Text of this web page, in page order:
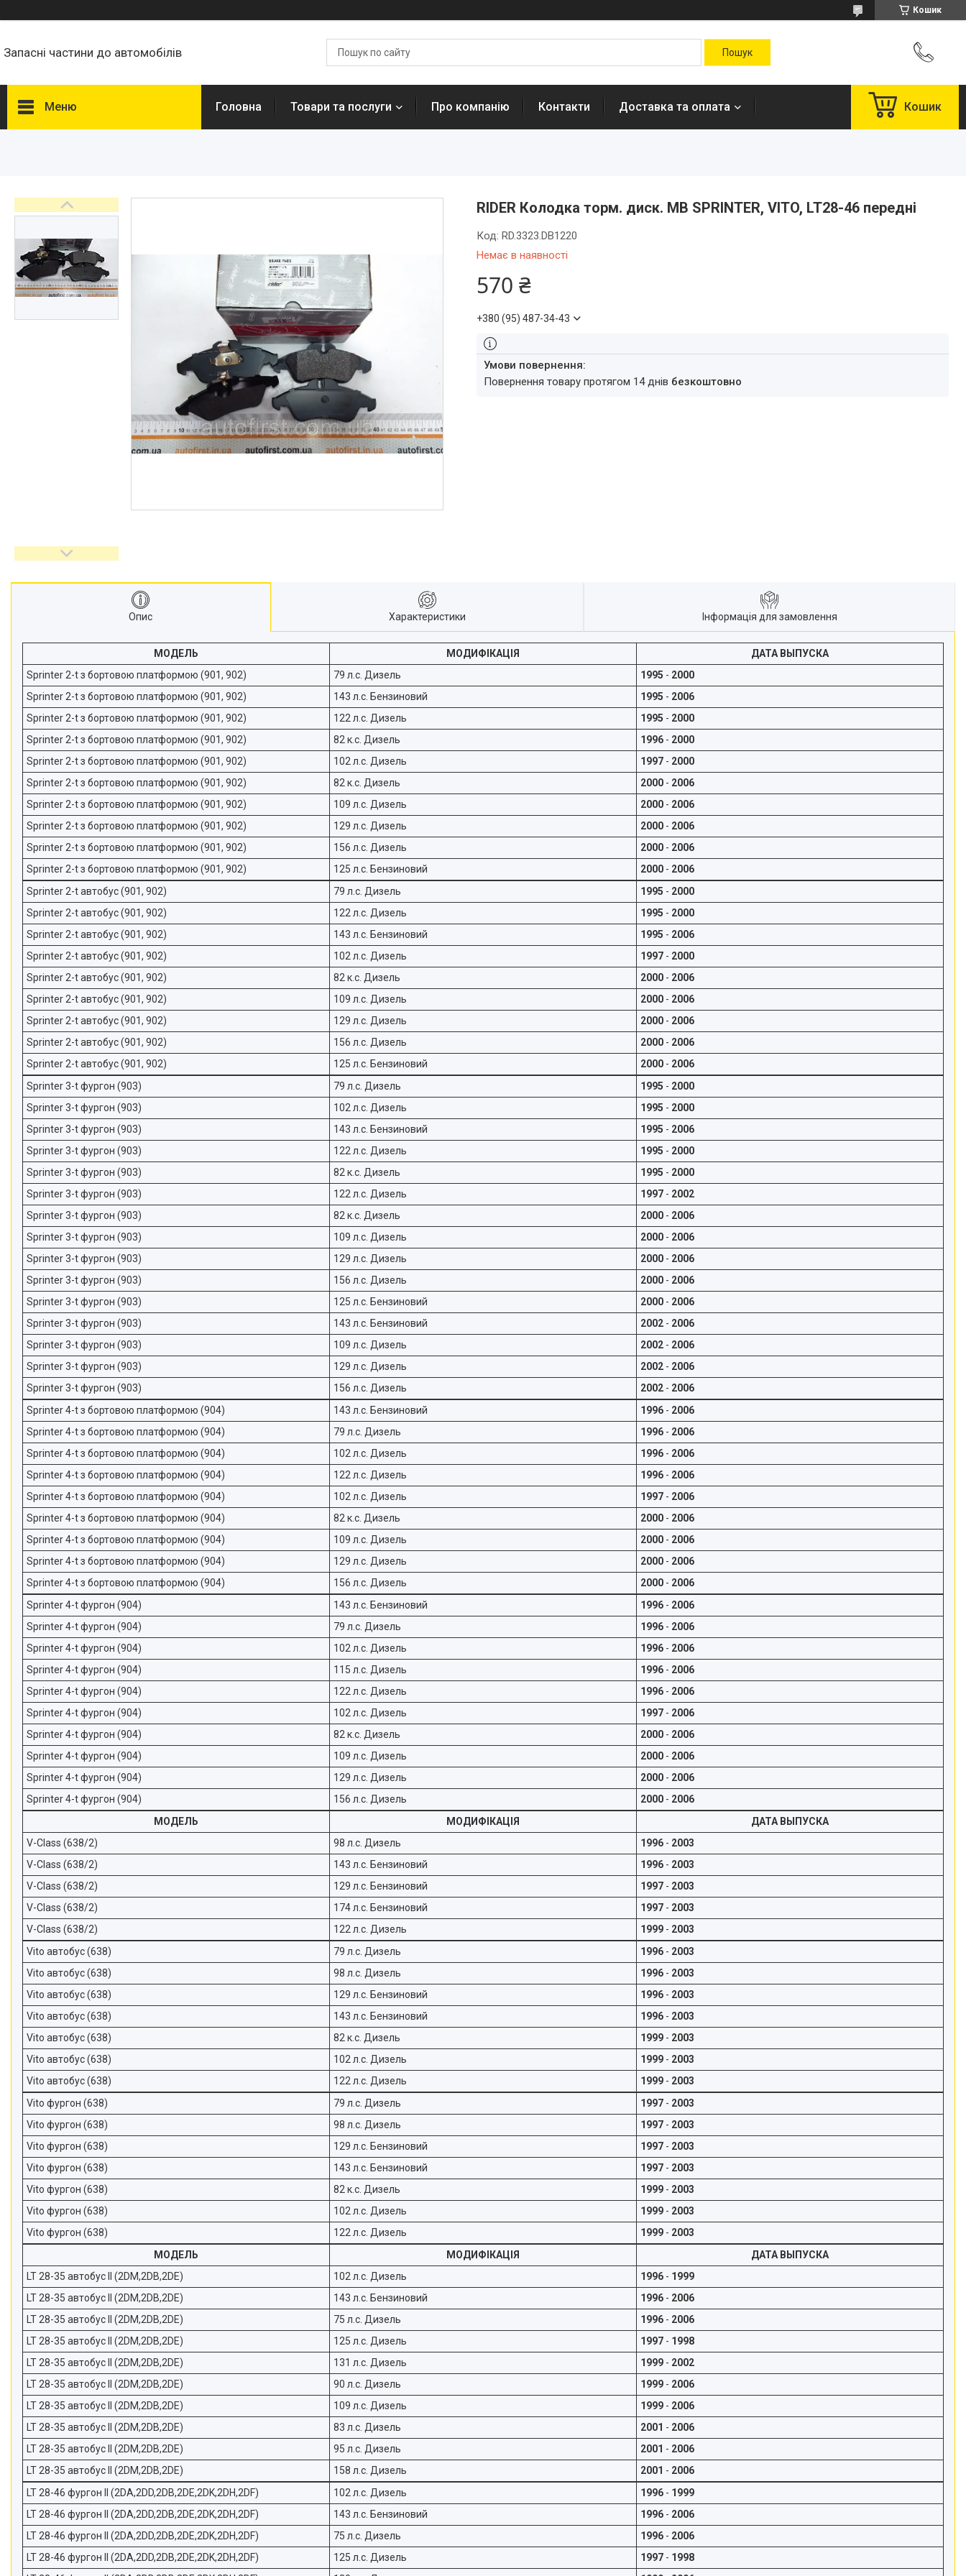
Кошик
Запасні частини до автомобілів
Меню
Запчастини для автомобілів
Daewoo,Chevrolet
Гальмівна трубка WP
Свічки запалювання і
розжарювання
Деталі підвіски і рульового
Статті
Відгуки
Головна Товари та послуги Про компанію Контакти Доставка та оплата Кошик
RIDER Колодка торм. диск. MB SPRINTER, VITO, LT28-46 передні
Немає в наявності
Код: RD.3323.DB1220
570 ₴
+380 (95) 487-34-43
повернення товару протягом 14 днів безкоштовно
Опис Характеристики Інформація для замовлення
МОДЕЛЬ МОДИФІКАЦІЯ
ДАТА ВЫПУСКА
Sprinter 2-t з бортовою платформою (901, 902)
79 л.с. Дизель 1995 - 2000
Sprinter 2-t з бортовою платформою (901, 902)
143 л.с. Бензиновий 1995 - 2006
Sprinter 2-t з бортовою платформою (901, 902)
122 л.с. Дизель 1995 - 2000
Sprinter 2-t з бортовою платформою (901, 902)
82 к.с. Дизель 1996 - 2000
Sprinter 2-t з бортовою платформою (901, 902)
102 л.с. Дизель 1997 - 2000
Sprinter 2-t з бортовою платформою (901, 902)
82 к.с. Дизель 2000 - 2006
Sprinter 2-t з бортовою платформою (901, 902)
109 л.с. Дизель 2000 - 2006
Sprinter 2-t з бортовою платформою (901, 902)
129 л.с. Дизель 2000 - 2006
Sprinter 2-t з бортовою платформою (901, 902)
156 л.с. Дизель 2000 - 2006
Sprinter 2-t з бортовою платформою (901, 902)
125 л.с. Бензиновий 2000 - 2006
Sprinter 2-t автобус (901, 902)
79 л.с. Дизель 1995 - 2000
Sprinter 2-t автобус (901, 902)
122 л.с. Дизель 1995 - 2000
Sprinter 2-t автобус (901, 902)
143 л.с. Бензиновий 1995 - 2006
Sprinter 2-t автобус (901, 902)
102 л.с. Дизель 1997 - 2000
Sprinter 2-t автобус (901, 902)
82 к.с. Дизель 2000 - 2006
Sprinter 2-t автобус (901, 902)
109 л.с. Дизель 2000 - 2006
Sprinter 2-t автобус (901, 902)
129 л.с. Дизель 2000 - 2006
Sprinter 2-t автобус (901, 902)
156 л.с. Дизель 2000 - 2006
Sprinter 2-t автобус (901, 902)
125 л.с. Бензиновий 2000 - 2006
Sprinter 3-t фургон (903)
79 л.с. Дизель 1995 - 2000
Sprinter 3-t фургон (903)
102 л.с. Дизель 1995 - 2000
Sprinter 3-t фургон (903)
143 л.с. Бензиновий 1995 - 2006
Sprinter 3-t фургон (903)
122 л.с. Дизель 1995 - 2000
Sprinter 3-t фургон (903)
82 к.с. Дизель 1995 - 2000
Sprinter 3-t фургон (903)
122 л.с. Дизель 1997 - 2002
Sprinter 3-t фургон (903)
82 к.с. Дизель 2000 - 2006
Sprinter 3-t фургон (903)
109 л.с. Дизель 2000 - 2006
Sprinter 3-t фургон (903)
129 л.с. Дизель 2000 - 2006
Sprinter 3-t фургон (903)
156 л.с. Дизель 2000 - 2006
Sprinter 3-t фургон (903)
125 л.с. Бензиновий 2000 - 2006
Sprinter 3-t фургон (903)
143 л.с. Бензиновий 2002 - 2006
Sprinter 3-t фургон (903)
109 л.с. Дизель 2002 - 2006
Sprinter 3-t фургон (903)
129 л.с. Дизель 2002 - 2006
Sprinter 3-t фургон (903)
156 л.с. Дизель 2002 - 2006
Sprinter 4-t з бортовою платформою (904)
143 л.с. Бензиновий 1996 - 2006
Sprinter 4-t з бортовою платформою (904)
79 л.с. Дизель 1996 - 2006
Sprinter 4-t з бортовою платформою (904)
102 л.с. Дизель 1996 - 2006
Sprinter 4-t з бортовою платформою (904)
122 л.с. Дизель 1996 - 2006
Sprinter 4-t з бортовою платформою (904)
102 л.с. Дизель 1997 - 2006
Sprinter 4-t з бортовою платформою (904)
82 к.с. Дизель 2000 - 2006
Sprinter 4-t з бортовою платформою (904)
109 л.с. Дизель 2000 - 2006
Sprinter 4-t з бортовою платформою (904)
129 л.с. Дизель 2000 - 2006
Sprinter 4-t з бортовою платформою (904)
156 л.с. Дизель 2000 - 2006
Sprinter 4-t фургон (904)
143 л.с. Бензиновий 1996 - 2006
Sprinter 4-t фургон (904)
79 л.с. Дизель 1996 - 2006
Sprinter 4-t фургон (904)
102 л.с. Дизель 1996 - 2006
Sprinter 4-t фургон (904)
115 л.с. Дизель 1996 - 2006
Sprinter 4-t фургон (904)
122 л.с. Дизель 1996 - 2006
Sprinter 4-t фургон (904)
102 л.с. Дизель 1997 - 2006
Sprinter 4-t фургон (904)
82 к.с. Дизель 2000 - 2006
Sprinter 4-t фургон (904)
109 л.с. Дизель 2000 - 2006
Sprinter 4-t фургон (904)
129 л.с. Дизель 2000 - 2006
Sprinter 4-t фургон (904)
156 л.с. Дизель 2000 - 2006
МОДЕЛЬ
МОДИФІКАЦІЯ
ДАТА ВЫПУСКА
V-Class (638/2)
98 л.с. Дизель 1996 - 2003
V-Class (638/2)
143 л.с. Бензиновий 1996 - 2003
V-Class (638/2)
129 л.с. Бензиновий 1997 - 2003
V-Class (638/2)
174 л.с. Бензиновий 1997 - 2003
V-Class (638/2)
122 л.с. Дизель 1999 - 2003
Vito автобус (638)
79 л.с. Дизель 1996 - 2003
Vito автобус (638)
98 л.с. Дизель 1996 - 2003
Vito автобус (638)
129 л.с. Бензиновий 1996 - 2003
Vito автобус (638)
143 л.с. Бензиновий 1996 - 2003
Vito автобус (638)
82 к.с. Дизель 1999 - 2003
Vito автобус (638)
102 л.с. Дизель 1999 - 2003
Vito автобус (638)
122 л.с. Дизель 1999 - 2003
Vito фургон (638)
79 л.с. Дизель 1997 - 2003
Vito фургон (638)
98 л.с. Дизель 1997 - 2003
Vito фургон (638)
129 л.с. Бензиновий 1997 - 2003
Vito фургон (638)
143 л.с. Бензиновий 1997 - 2003
Vito фургон (638)
82 к.с. Дизель 1999 - 2003
Vito фургон (638)
102 л.с. Дизель 1999 - 2003
Vito фургон (638)
122 л.с. Дизель 1999 - 2003
МОДЕЛЬ
МОДИФІКАЦІЯ
ДАТА ВЫПУСКА
LT 28-35 автобус II (2DM,2DB,2DE)
102 л.с. Дизель 1996 - 1999
LT 28-35 автобус II (2DM,2DB,2DE)
143 л.с. Бензиновий 1996 - 2006
LT 28-35 автобус II (2DM,2DB,2DE)
75 л.с. Дизель 1996 - 2006
LT 28-35 автобус II (2DM,2DB,2DE)
125 л.с. Дизель 1997 - 1998
LT 28-35 автобус II (2DM,2DB,2DE)
131 л.с. Дизель 1999 - 2002
LT 28-35 автобус II (2DM,2DB,2DE)
90 л.с. Дизель 1999 - 2006
LT 28-35 автобус II (2DM,2DB,2DE)
109 л.с. Дизель 1999 - 2006
LT 28-35 автобус II (2DM,2DB,2DE)
83 л.с. Дизель 2001 - 2006
LT 28-35 автобус II (2DM,2DB,2DE)
95 л.с. Дизель 2001 - 2006
LT 28-35 автобус II (2DM,2DB,2DE)
158 л.с. Дизель 2001 - 2006
LT 28-46 фургон II (2DA,2DD,2DB,2DE,2DK,2DH,2DF)
102 л.с. Дизель 1996 - 1999
LT 28-46 фургон II (2DA,2DD,2DB,2DE,2DK,2DH,2DF)
143 л.с. Бензиновий 1996 - 2006
LT 28-46 фургон II (2DA,2DD,2DB,2DE,2DK,2DH,2DF)
75 л.с. Дизель 1996 - 2006
LT 28-46 фургон II (2DA,2DD,2DB,2DE,2DK,2DH,2DF)
125 л.с. Дизель 1997 - 1998